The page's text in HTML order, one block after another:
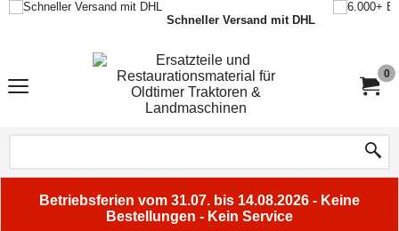
Schneller Versand mit DHL
0
Betriebsferien vom 31.07. bis 14.08.2026 - Keine
Bestellungen - Kein Service